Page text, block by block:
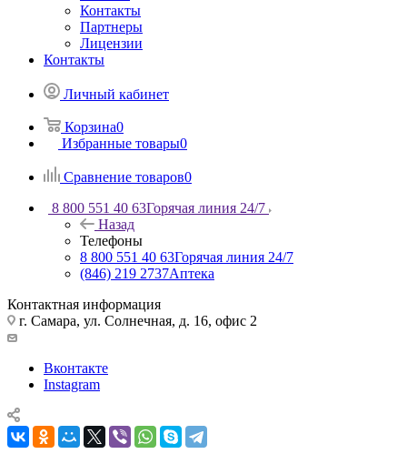
Контакты
Партнеры
Лицензии
Контакты
Личный кабинет
Корзина0
Избранные товары0
Сравнение товаров0
8 800 551 40 63Горячая линия 24/7
Назад
Телефоны
8 800 551 40 63Горячая линия 24/7
(846) 219 2737Аптека
Контактная информация
г. Самара, ул. Солнечная, д. 16, офис 2
Вконтакте
Instagram